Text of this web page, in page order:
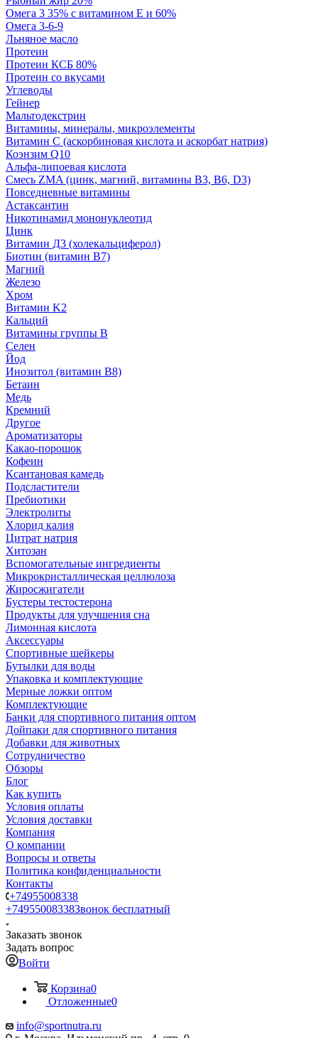
Омега 3 35% с витамином Е и 60%
Омега 3-6-9
Льняное масло
Протеин
Протеин КСБ 80%
Протеин со вкусами
Углеводы
Гейнер
Мальтодекстрин
Витамины, минералы, микроэлементы
Витамин C (аскорбиновая кислота и аскорбат натрия)
Коэнзим Q10
Альфа-липоевая кислота
Смесь ZMA (цинк, магний, витамины B3, B6, D3)
Повседневные витамины
Астаксантин
Никотинамид мононуклеотид
Цинк
Витамин Д3 (холекальциферол)
Биотин (витамин B7)
Магний
Железо
Хром
Витамин K2
Кальций
Витамины группы B
Селен
Йод
Инозитол (витамин B8)
Бетаин
Медь
Кремний
Другое
Ароматизаторы
Какао-порошок
Кофеин
Ксантановая камедь
Подсластители
Пребиотики
Электролиты
Хлорид калия
Цитрат натрия
Хитозан
Вспомогательные ингредиенты
Микрокристаллическая целлюлоза
Жиросжигатели
Бустеры тестостерона
Продукты для улучшения сна
Лимонная кислота
Аксессуары
Спортивные шейкеры
Бутылки для воды
Упаковка и комплектующие
Мерные ложки оптом
Комплектующие
Банки для спортивного питания оптом
Дойпаки для спортивного питания
Добавки для животных
Сотрудничество
Обзоры
Блог
Как купить
Условия оплаты
Условия доставки
Компания
О компании
Вопросы и ответы
Политика конфиденциальности
Контакты
+74955008338
+74955008338Звонок бесплатный
Заказать звонок
Задать вопрос
Войти
Корзина0
Отложенные0
info@sportnutra.ru